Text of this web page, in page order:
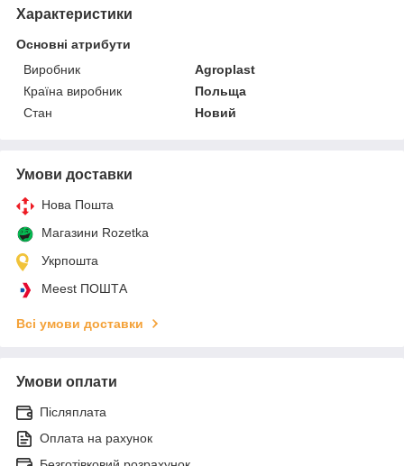
Характеристики
Основні атрибути
Виробник
Agroplast
Країна виробник
Польща
Стан
Новий
Умови доставки
Нова Пошта
Магазини Rozetka
Укрпошта
Meest ПОШТА
Всі умови доставки
Умови оплати
Післяплата
Оплата на рахунок